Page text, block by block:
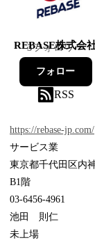
REBASE株式会
3フォロワー
フォロー
RSS
https://rebase-jp.com/
サービス業
東京都千代田区内
B1階
03-6456-4961
池田 則仁
未上場